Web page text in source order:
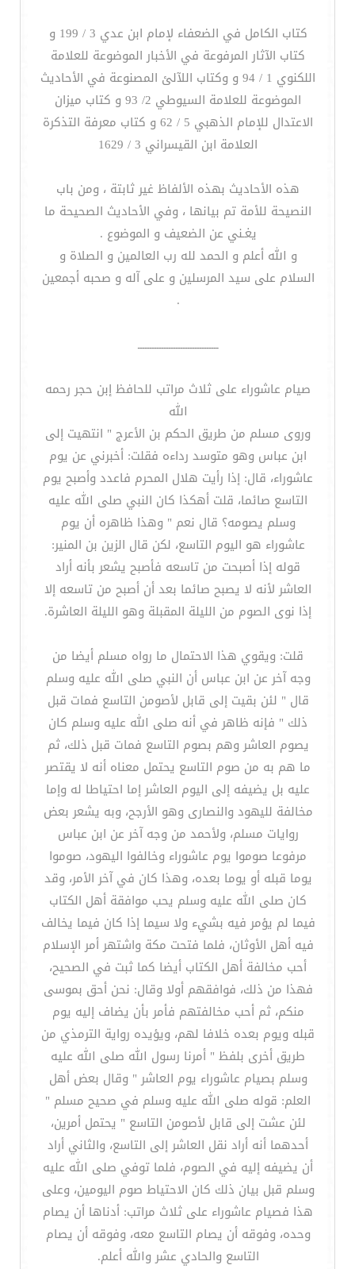
كتاب الكامل في الضعفاء لإمام ابن عدي 3 / 199 و
كتاب الآثار المرفوعة في الأخبار الموضوعة للعلامة
اللكنوي 1 / 94 و وكتاب اللآلئ المصنوعة في الأحاديث
الموضوعة للعلامة السيوطي 2/ 93 و كتاب ميزان
الاعتدال للإمام الذهبي 5 / 62 و كتاب معرفة التذكرة
العلامة ابن القيسراني 3 / 1629
هذه الأحاديث بهذه الألفاظ غير ثابتة ، ومن باب
النصيحة للأمة تم بيانها ، وفي الأحاديث الصحيحة ما
يغـني عن الضعيف و الموضوع .
و الله أعلم و الحمد لله رب العالمين و الصلاة و
السلام على سيد المرسلين و على آله و صحبه أجمعين
.
ــــــــــــــــــــــــــــــــــ
صيام عاشوراء على ثلاث مراتب للحافظ إبن حجر رحمه
الله
وروى مسلم من طريق الحكم بن الأعرج ‏"‏ انتهيت إلى
ابن عباس وهو متوسد رداءه فقلت‏:‏ أخبرني عن يوم
عاشوراء، قال‏:‏ إذا رأيت هلال المحرم فاعدد وأصبح يوم
التاسع صائما، قلت أهكذا كان النبي صلى الله عليه
وسلم يصومه‏؟‏ قال نعم ‏"‏ وهذا ظاهره أن يوم
عاشوراء هو اليوم التاسع، لكن قال الزين بن المنير‏:‏
قوله إذا أصبحت من تاسعه فأصبح يشعر بأنه أراد
العاشر لأنه لا يصبح صائما بعد أن أصبح من تاسعه إلا
إذا نوى الصوم من الليلة المقبلة وهو الليلة العاشرة‏.‏
قلت‏:‏ ويقوي هذا الاحتمال ما رواه مسلم أيضا من
وجه آخر عن ابن عباس أن النبي صلى الله عليه وسلم
قال ‏"‏ لئن بقيت إلى قابل لأصومن التاسع فمات قبل
ذلك ‏"‏ فإنه ظاهر في أنه صلى الله عليه وسلم كان
يصوم العاشر وهم بصوم التاسع فمات قبل ذلك، ثم
ما هم به من صوم التاسع يحتمل معناه أنه لا يقتصر
عليه بل يضيفه إلى اليوم العاشر إما احتياطا له وإما
مخالفة لليهود والنصارى وهو الأرجح، وبه يشعر بعض
روايات مسلم، ولأحمد من وجه آخر عن ابن عباس
مرفوعا صوموا يوم عاشوراء وخالفوا اليهود، صوموا
يوما قبله أو يوما بعده، وهذا كان في آخر الأمر، وقد
كان صلى الله عليه وسلم يحب موافقة أهل الكتاب
فيما لم يؤمر فيه بشيء ولا سيما إذا كان فيما يخالف
فيه أهل الأوثان، فلما فتحت مكة واشتهر أمر الإسلام
أحب مخالفة أهل الكتاب أيضا كما ثبت في الصحيح،
فهذا من ذلك، فوافقهم أولا وقال‏:‏ نحن أحق بموسى
منكم، ثم أحب مخالفتهم فأمر بأن يضاف إليه يوم
قبله ويوم بعده خلافا لهم، ويؤيده رواية الترمذي من
طريق أخرى بلفظ ‏"‏ أمرنا رسول الله صلى الله عليه
وسلم بصيام عاشوراء يوم العاشر ‏"‏ وقال بعض أهل
العلم‏:‏ قوله صلى الله عليه وسلم في صحيح مسلم ‏"‏
لئن عشت إلى قابل لأصومن التاسع ‏"‏ يحتمل أمرين،
أحدهما أنه أراد نقل العاشر إلى التاسع، والثاني أراد
أن يضيفه إليه في الصوم، فلما توفي صلى الله عليه
وسلم قبل بيان ذلك كان الاحتياط صوم اليومين، وعلى
هذا فصيام عاشوراء على ثلاث مراتب‏:‏ أدناها أن يصام
وحده، وفوقه أن يصام التاسع معه، وفوقه أن يصام
التاسع والحادي عشر والله أعلم‏.‏